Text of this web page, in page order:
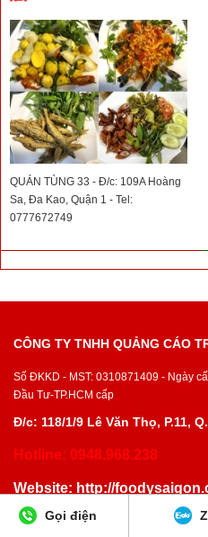
QUÁN TÙNG 33 - Đ/c: 109A Hoàng
Sa, Đa Kao, Quận 1 - Tel:
0777672749
Gọi điện
CÔNG TY TNHH QUẢNG CÁO
Số ĐKKD - MST: 0310871409 - Ngày
Đầu Tư-TP.HCM cấp
Đ/c: 118/1/9 Lê Văn Thọ, P.11,
Hotline: 0948.968.238
Website: http://
Copyright ©http://foodysaigon.comGhi